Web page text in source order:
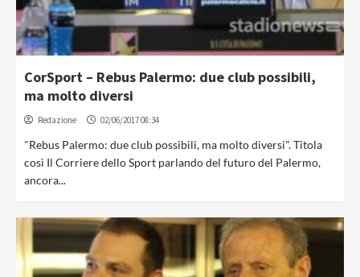
CorSport – Rebus Palermo: due club possibili,
ma molto diversi
Redazione 02/06/2017 08:34
"Rebus Palermo: due club possibili, ma molto diversi". Titola
così Il Corriere dello Sport parlando del futuro del Palermo,
ancora...